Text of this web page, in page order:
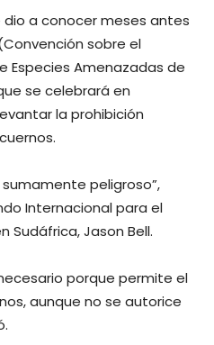
dio a conocer meses antes
sobre el
Especies Amenazadas de
se celebrará en
la prohibición
peligroso”,
Internacional para el
Sudáfrica, Jason Bell.
porque permite el
aunque no se autorice